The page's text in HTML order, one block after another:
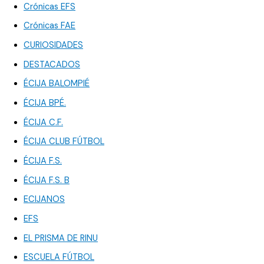
Crónicas EFS
Crónicas FAE
CURIOSIDADES
DESTACADOS
ÉCIJA BALOMPIÉ
ÉCIJA BPÉ.
ÉCIJA C.F.
ÉCIJA CLUB FÚTBOL
ÉCIJA F.S.
ÉCIJA F.S. B
ECIJANOS
EFS
EL PRISMA DE RINU
ESCUELA FÚTBOL